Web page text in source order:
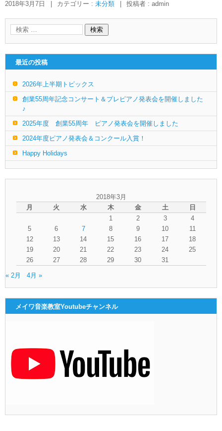
2018年3月7日 カテゴリー : 未分類 投稿者 : admin
最近の投稿
2026年上半期トピックス
創業55周年記念コンサート＆プレピアノ発表会を開催しました
♪
2025年度 創業55周年 ピアノ発表会を開催しました
2024年度ピアノ発表会＆コンクール入賞！
Happy Holidays
2018年3月
月
火 水 木 金 土
日
1
2 3
4
5
6 7 8 9 10
11
12
13 14 15 16 17
18
19
20 21 22 23 24
25
26
27 28 29 30 31
« 2月 4月 »
メイワ音楽教室Youtubeチャンネル